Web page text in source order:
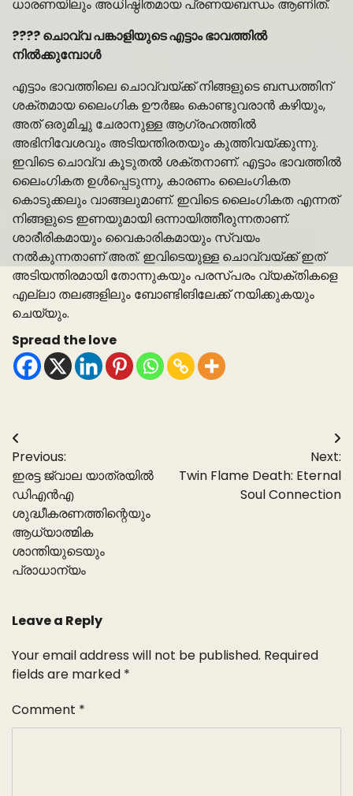
ധാരണയിലും അധിഷ്ഠിതമായ പ്രണയബന്ധം ആണിത്.
???? ചൊവ്വ പങ്കാളിയുടെ എട്ടാം ഭാവത്തിൽ
നിൽക്കുമ്പോൾ
എട്ടാം ഭാവത്തിലെ ചൊവ്വയ്ക്ക് നിങ്ങളുടെ ബന്ധത്തിന്
ശക്തമായ ലൈംഗിക ഊർജം കൊണ്ടുവരാൻ കഴിയും,
അത് ഒരുമിച്ചു ചേരാനുള്ള ആഗ്രഹത്തിൽ
അഭിനിവേശവും അടിയന്തിരതയും കുത്തിവയ്ക്കുന്നു.
ഇവിടെ ചൊവ്വ കൂടുതൽ ശക്തനാണ്. എട്ടാം ഭാവത്തിൽ
ലൈംഗികത ഉൾപ്പെടുന്നു, കാരണം ലൈംഗികത
കൊടുക്കലും വാങ്ങലുമാണ്. ഇവിടെ ലൈംഗികത എന്നത്
നിങ്ങളുടെ ഇണയുമായി ഒന്നായിത്തീരുന്നതാണ്.
ശാരീരികമായും വൈകാരികമായും സ്വയം
നൽകുന്നതാണ് അത്. ഇവിടെയുള്ള ചൊവ്വയ്ക്ക് ഇത്
അടിയന്തിരമായി തോന്നുകയും പരസ്പരം വ്യക്തികളെ
എല്ലാ തലങ്ങളിലും ബോണ്ടിങിലേക്ക് നയിക്കുകയും
ചെയ്യും.
Spread the love
Post
navigation
Previous:
ഇരട്ട ജ്വാല യാത്രയിൽ
ഡിഎൻഎ
ശുദ്ധീകരണത്തിന്റെയും
ആധ്യാത്മിക
ശാന്തിയുടെയും
പ്രാധാന്യം
Next:
Twin Flame Death: Eternal
Soul Connection
Leave a Reply
Your email address will not be published. Required
fields are marked *
Comment *